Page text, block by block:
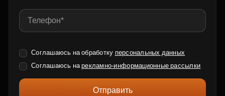
Соглашаюсь на обработку персональных данных
Соглашаюсь нарекламно-информационные рассылки
Отправить